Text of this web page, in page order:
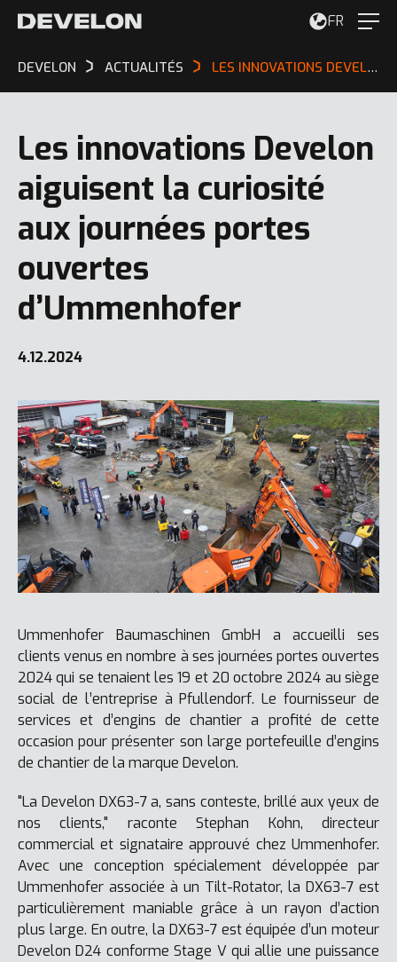
FR
DEVELON ACTUALITÉS LES INNOVATIONS DEVELON AIGUISENT LA CURIOSITÉ AUX JOURNÉES PORTES OUVERTES D’UMMENHOFER
Les innovations Develon
aiguisent la curiosité
aux journées portes
ouvertes
d’Ummenhofer
4.12.2024
Ummenhofer Baumaschinen GmbH a accueilli ses
clients venus en nombre à ses journées portes ouvertes
2024 qui se tenaient les 19 et 20 octobre 2024 au siège
social de l’entreprise à Pfullendorf. Le fournisseur de
services et d’engins de chantier a profité de cette
occasion pour présenter son large portefeuille d’engins
de chantier de la marque Develon.
"La Develon DX63-7 a, sans conteste, brillé aux yeux de
nos clients," raconte Stephan Kohn, directeur
commercial et signataire approuvé chez Ummenhofer.
Avec une conception spécialement développée par
Ummenhofer associée à un Tilt-Rotator, la DX63-7 est
particulièrement maniable grâce à un rayon d’action
plus large. En outre, la DX63-7 est équipée d’un moteur
Develon D24 conforme Stage V qui allie une puissance